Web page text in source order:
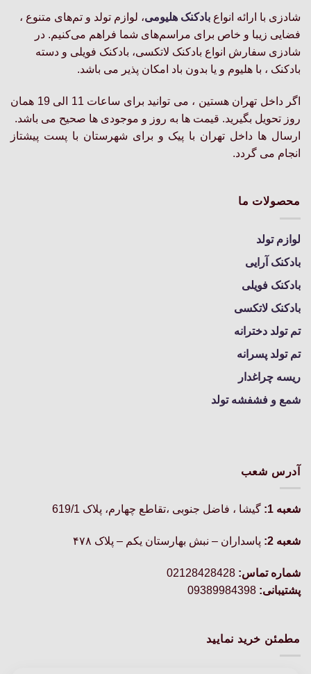
شادزی با ارائه انواع بادکنک‌ هلیومی، لوازم تولد و تم‌های متنوع ،
فضایی زیبا و خاص برای مراسم‌های شما فراهم می‌کنیم. در
شادزی سفارش انواع بادکنک لاتکسی، بادکنک فویلی و دسته
بادکنک ، با هلیوم و یا بدون باد امکان پذیر می باشد.
اگر داخل تهران هستین ، می توانید برای ساعات 11 الی 19 همان
روز تحویل بگیرید. قیمت ها به روز و موجودی ها صحیح می باشد.
ارسال ها داخل تهران با پیک و برای شهرستان با پست پیشتاز
انجام می گردد.
محصولات ما
لوازم تولد
بادکنک آرایی
بادکنک فویلی
بادکنک لاتکسی
تم تولد دخترانه
تم تولد پسرانه
ریسه چراغدار
شمع و فشفشه تولد
آدرس شعب
شعبه 1: گيشا ، فاضل جنوبی ،تقاطع چهارم، پلاک 619/1
شعبه 2: پاسداران – نبش بهارستان یکم – پلاک ۴۷۸
شماره تماس:
پشتیبانی:
مطمئن خرید نمایید